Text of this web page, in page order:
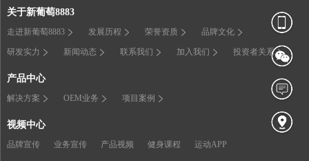
关于新葡萄8883
走进新葡萄8883 发展历程 荣誉资质 品牌文化
研发实力 新闻动态 联系我们 加入我们 投资者关系
产品中心
解决方案 OEM业务 项目案例
视频中心
品牌宣传 业务宣传 产品视频 健身课程 运动APP